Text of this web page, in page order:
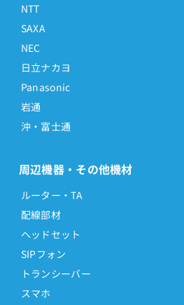
NTT
SAXA
NEC
日立ナカヨ
Panasonic
岩通
沖・富士通
周辺機器・その他機材
ルーター・TA
配線部材
ヘッドセット
SIPフォン
トランシーバー
スマホ